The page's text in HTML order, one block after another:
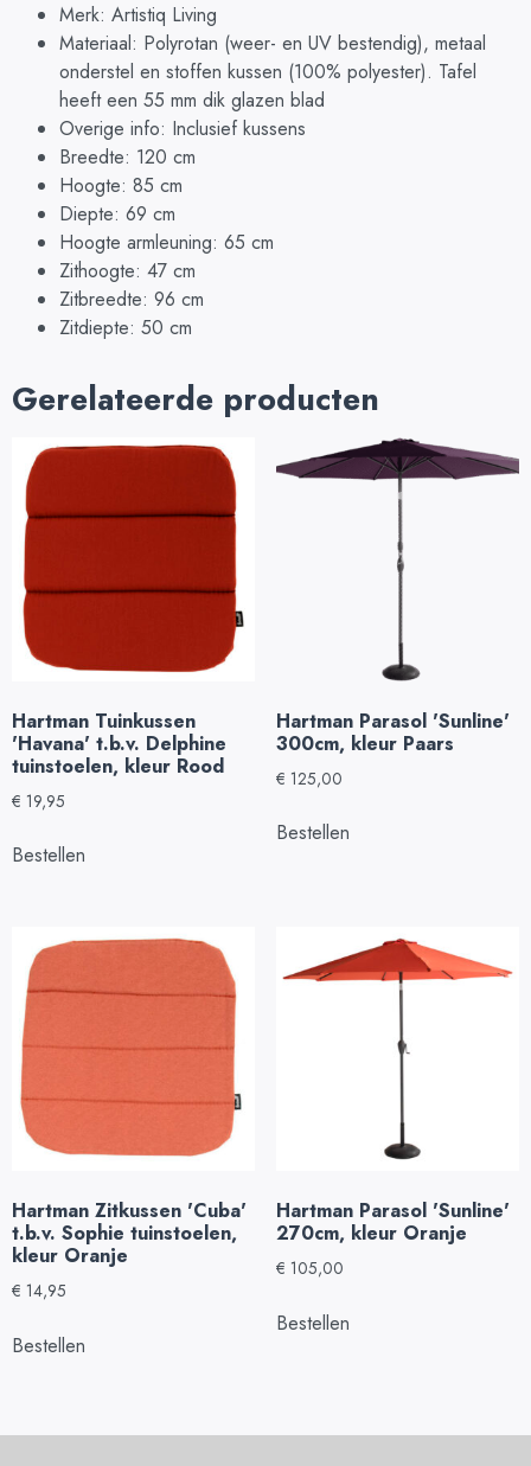
Merk: Artistiq Living
Materiaal: Polyrotan (weer- en UV bestendig), metaal
onderstel en stoffen kussen (100% polyester). Tafel
heeft een 55 mm dik glazen blad
Overige info: Inclusief kussens
Breedte: 120 cm
Hoogte: 85 cm
Diepte: 69 cm
Hoogte armleuning: 65 cm
Zithoogte: 47 cm
Zitbreedte: 96 cm
Zitdiepte: 50 cm
Gerelateerde producten
Hartman Tuinkussen
'Havana' t.b.v. Delphine
tuinstoelen, kleur Rood
€ 19,95
Bestellen
Hartman Parasol 'Sunline'
300cm, kleur Paars
€ 125,00
Bestellen
Hartman Zitkussen 'Cuba'
t.b.v. Sophie tuinstoelen,
kleur Oranje
€ 14,95
Bestellen
Hartman Parasol 'Sunline'
270cm, kleur Oranje
€ 105,00
Bestellen